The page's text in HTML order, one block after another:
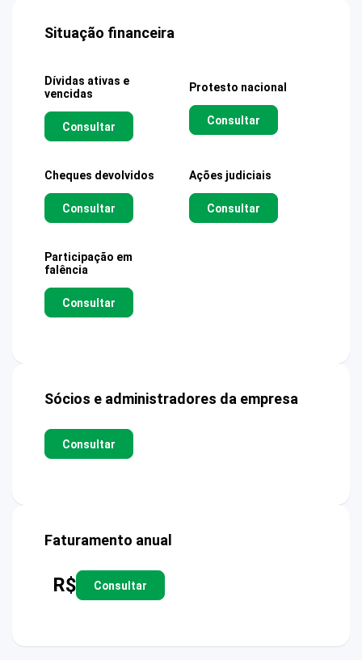
Situação financeira
Dívidas ativas e
vencidas
Consultar
Protesto nacional
Consultar
Cheques devolvidos
Consultar
Ações judiciais
Consultar
Participação em
falência
Consultar
Sócios e administradores da empresa
Consultar
Faturamento anual
R$ Consultar